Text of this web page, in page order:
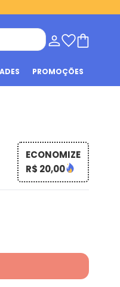
PROMOÇÕES
ECONOMIZE
R$ 20,00